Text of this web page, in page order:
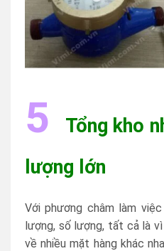
5
Tổng kho
lượng lớn
Với phương châm làm
lượng, số lượng, tất cả là vì
về nhiều mặt hàng khác